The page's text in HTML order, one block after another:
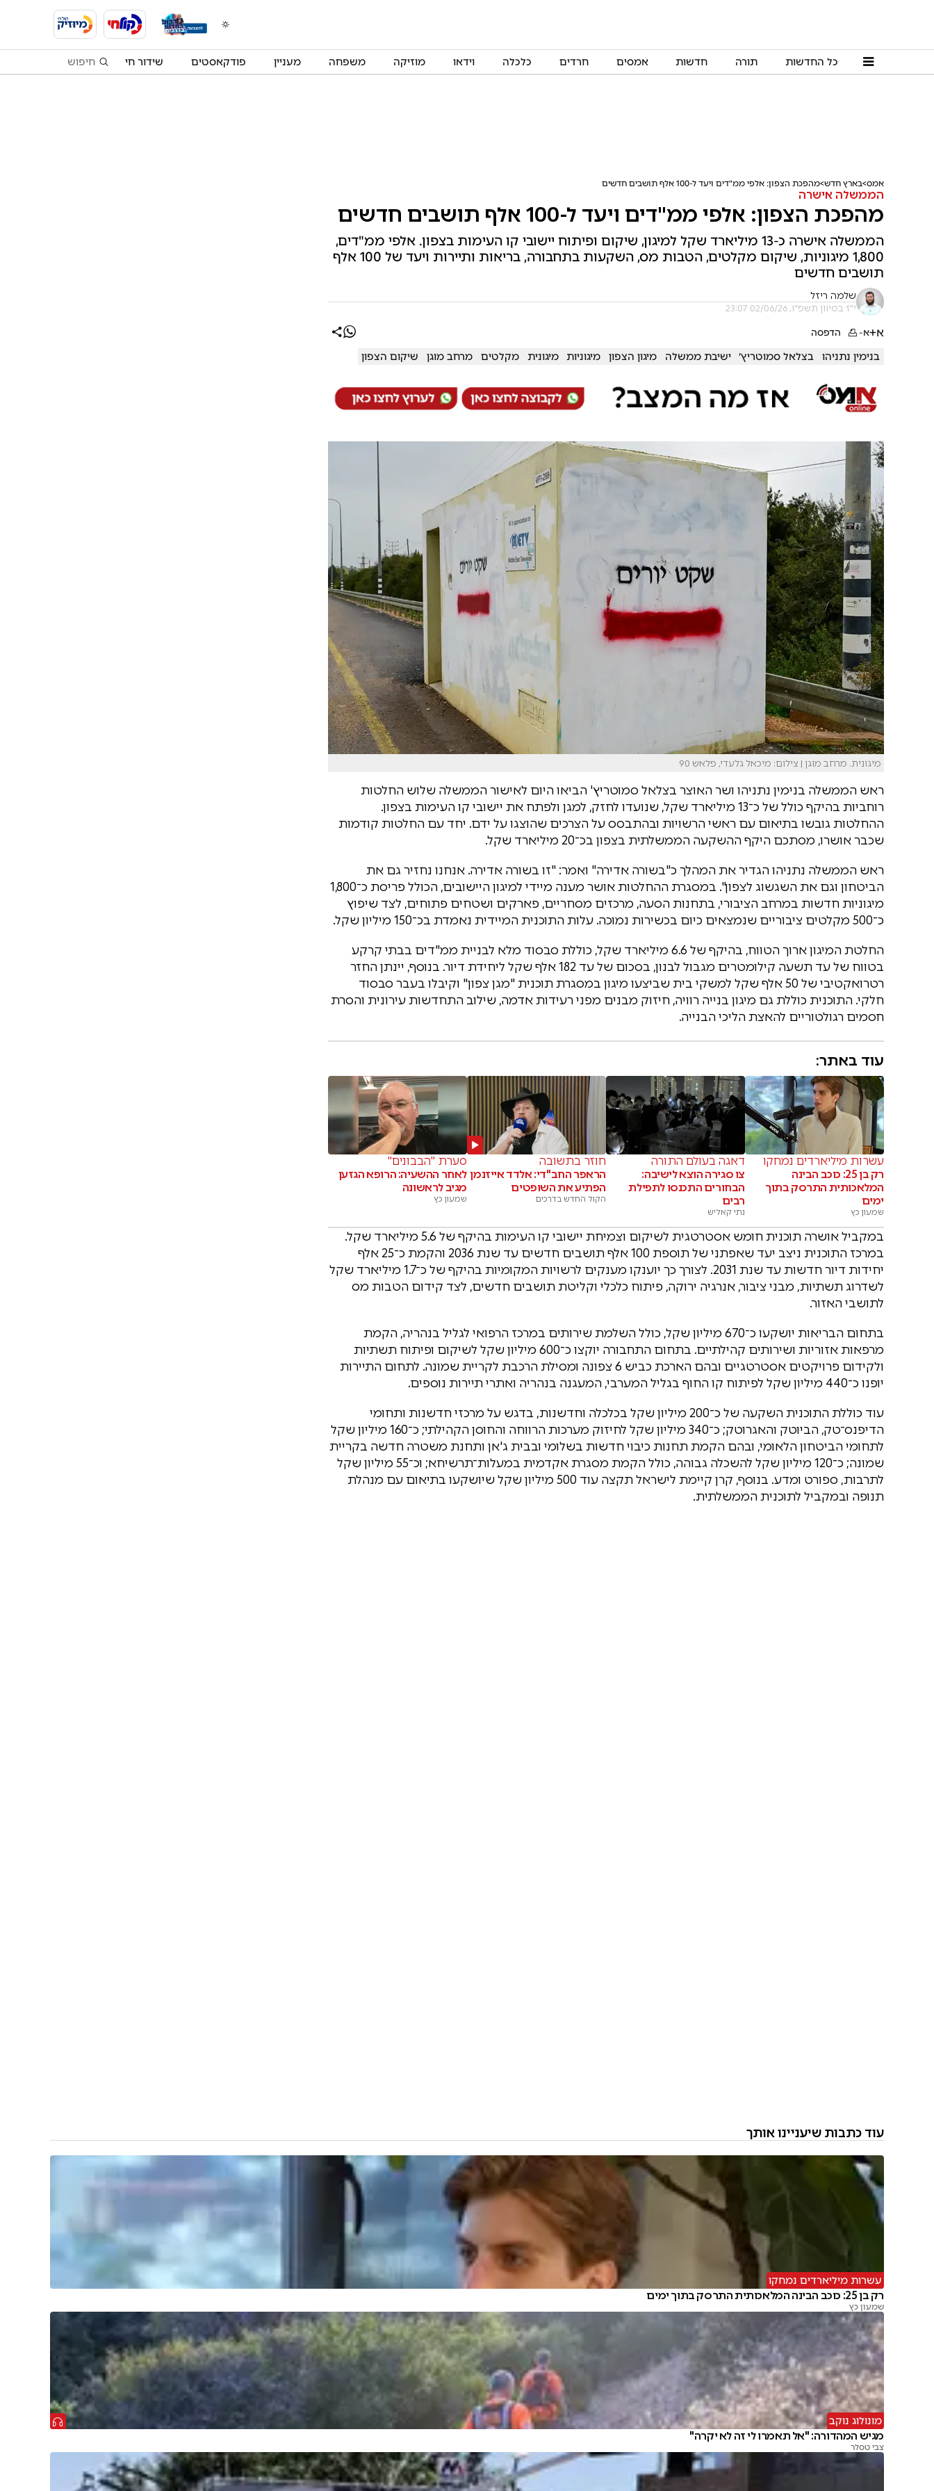
כל החדשות תורה חדשות אמסים חרדים כלכלה וידאו מוזיקה משפחה מעניין פודקאסטים שידור חי
אמס בארץ חדש מהפכת הצפון: אלפי ממ"דים ויעד ל-100 אלף תושבים חדשים
הממשלה אישרה
מהפכת הצפון: אלפי ממ"דים ויעד ל-100 אלף תושבים חדשים
הממשלה אישרה כ-13 מיליארד שקל למיגון, שיקום ופיתוח יישובי קו העימות בצפון. אלפי ממ"דים,
1,800 מיגוניות, שיקום מקלטים, הטבות מס, השקעות בתחבורה, בריאות ותיירות ויעד של 100 אלף
תושבים חדשים
שלמה ריזל
י"ז בסיוון תשפ"ו, 02/06/26 23:07
א+א- הדפסה
בנימין נתניהו בצלאל סמוטריץ׳ ישיבת ממשלה מיגון הצפון מיגוניות מיגונית מקלטים מרחב מוגן שיקום הצפון
מיגונית. מרחב מוגן | צילום: מיכאל גלעדי, פלאש 90
ראש הממשלה בנימין נתניהו ושר האוצר בצלאל סמוטריץ' הביאו היום לאישור הממשלה שלוש החלטות
רוחביות בהיקף כולל של כ־13 מיליארד שקל, שנועדו לחזק, למגן ולפתח את יישובי קו העימות בצפון.
ההחלטות גובשו בתיאום עם ראשי הרשויות ובהתבסס על הצרכים שהוצגו על ידם. יחד עם החלטות קודמות
שכבר אושרו, מסתכם היקף ההשקעה הממשלתית בצפון בכ־20 מיליארד שקל.
ראש הממשלה נתניהו הגדיר את המהלך כ"בשורה אדירה" ואמר: "זו בשורה אדירה. אנחנו נחזיר גם את
הביטחון וגם את השגשוג לצפון". במסגרת ההחלטות אושר מענה מיידי למיגון היישובים, הכולל פריסת כ־1,800
מיגוניות חדשות במרחב הציבורי, בתחנות הסעה, מרכזים מסחריים, פארקים ושטחים פתוחים, לצד שיפוץ
כ־500 מקלטים ציבוריים שנמצאים כיום בכשירות נמוכה. עלות התוכנית המיידית נאמדת בכ־150 מיליון שקל.
החלטת המיגון ארוך הטווח, בהיקף של 6.6 מיליארד שקל, כוללת סבסוד מלא לבניית ממ"דים בבתי קרקע
בטווח של עד תשעה קילומטרים מגבול לבנון, בסכום של עד 182 אלף שקל ליחידת דיור. בנוסף, יינתן החזר
רטרואקטיבי של 50 אלף שקל למשקי בית שביצעו מיגון במסגרת תוכנית "מגן צפון" וקיבלו בעבר סבסוד
חלקי. התוכנית כוללת גם מיגון בנייה רוויה, חיזוק מבנים מפני רעידות אדמה, שילוב התחדשות עירונית והסרת
חסמים רגולטוריים להאצת הליכי הבנייה.
עוד באתר:
עשרות מיליארדים נמחקו
רק בן 25: כוכב הבינה
המלאכותית התרסק בתוך
ימים
שמעון כץ
דאגה בעולם התורה
צו סגירה הוצא לישיבה:
הבחורים התכנסו לתפילת
רבים
נתי קאליש
חוזר בתשובה
הראפר החב"די: אלדד אייזנמן
הפתיע את השופטים
הקול החדש בדרכים
סערת "הבבונים"
לאחר ההשעיה: הרופא הגזען
מגיב לראשונה
שמעון כץ
במקביל אושרה תוכנית חומש אסטרטגית לשיקום וצמיחת יישובי קו העימות בהיקף של 5.6 מיליארד שקל.
במרכז התוכנית ניצב יעד שאפתני של תוספת 100 אלף תושבים חדשים עד שנת 2036 והקמת כ־25 אלף
יחידות דיור חדשות עד שנת 2031. לצורך כך יוענקו מענקים לרשויות המקומיות בהיקף של כ־1.7 מיליארד שקל
לשדרוג תשתיות, מבני ציבור, אנרגיה ירוקה, פיתוח כלכלי וקליטת תושבים חדשים, לצד קידום הטבות מס
לתושבי האזור.
בתחום הבריאות יושקעו כ־670 מיליון שקל, כולל השלמת שירותים במרכז הרפואי לגליל בנהריה, הקמת
מרפאות אזוריות ושירותים קהילתיים. בתחום התחבורה יוקצו כ־600 מיליון שקל לשיקום ופיתוח תשתיות
ולקידום פרויקטים אסטרטגיים ובהם הארכת כביש 6 צפונה ומסילת הרכבת לקריית שמונה. לתחום התיירות
יופנו כ־440 מיליון שקל לפיתוח קו החוף בגליל המערבי, המעגנה בנהריה ואתרי תיירות נוספים.
עוד כוללת התוכנית השקעה של כ־200 מיליון שקל בכלכלה וחדשנות, בדגש על מרכזי חדשנות ותחומי
הדיפנס־טק, הביוטק והאגרוטק; כ־340 מיליון שקל לחיזוק מערכות הרווחה והחוסן הקהילתי; כ־160 מיליון שקל
לתחומי הביטחון הלאומי, ובהם הקמת תחנות כיבוי חדשות בשלומי ובבית ג'אן ותחנת משטרה חדשה בקריית
שמונה; כ־120 מיליון שקל להשכלה גבוהה, כולל הקמת מסגרת אקדמית במעלות־תרשיחא; וכ־55 מיליון שקל
לתרבות, ספורט ומדע. בנוסף, קרן קיימת לישראל תקצה עוד 500 מיליון שקל שיושקעו בתיאום עם מנהלת
תנופה ובמקביל לתוכנית הממשלתית.
עוד כתבות שיעניינו אותך
עשרות מיליארדים נמחקו
רק בן 25: כוכב הבינה המלאכותית התרסק בתוך ימים
שמעון כץ
מונולוג נוקב
מגיש המהדורה: "אל תאמרו לי זה לא יקרה"
צבי טסלר